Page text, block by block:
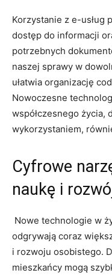
Korzystanie z e-usług
dostęp do⁢ informacji
potrzebnych
naszej sprawy w
ułatwia organizację
Nowoczesne
współczesnego życia,
wykorzystaniem,
Cyfrowe
naukę i
Nowe​ technologie​ w
odgrywają‌ coraz
i rozwoju osobistego.
mieszkańcy mogą